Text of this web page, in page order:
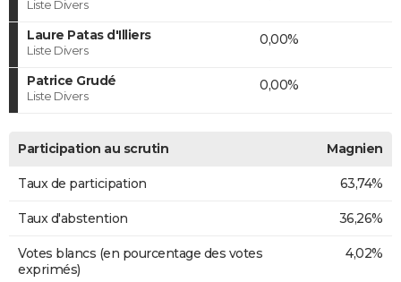
Liste Divers
Laure Patas d'Illiers
Liste Divers
0,00%
Patrice Grudé
Liste Divers
0,00%
Participation au scrutin Magnien
Taux de participation 63,74%
Taux d'abstention 36,26%
Votes blancs (en pourcentage des votes
exprimés)
4,02%